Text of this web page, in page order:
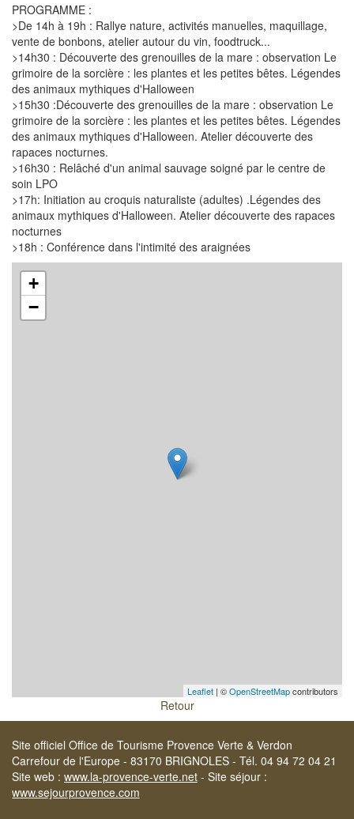
PROGRAMME :
>De 14h à 19h : Rallye nature, activités manuelles, maquillage,
vente de bonbons, atelier autour du vin, foodtruck...
>14h30 : Découverte des grenouilles de la mare : observation Le
grimoire de la sorcière : les plantes et les petites bêtes. Légendes
des animaux mythiques d'Halloween
>15h30 :Découverte des grenouilles de la mare : observation Le
grimoire de la sorcière : les plantes et les petites bêtes. Légendes
des animaux mythiques d'Halloween. Atelier découverte des
rapaces nocturnes.
>16h30 : Relâché d'un animal sauvage soigné par le centre de
soin LPO
>17h: Initiation au croquis naturaliste (adultes) .Légendes des
animaux mythiques d'Halloween. Atelier découverte des rapaces
nocturnes
>18h : Conférence dans l'intimité des araignées
+
−
Leaflet | ©OpenStreetMapcontributors
Retour
Site officiel Office de Tourisme Provence Verte & Verdon
Carrefour de l'Europe - 83170 BRIGNOLES - Tél. 04 94 72 04 21
Site web : www.la-provence-verte.net - Site séjour :
www.sejourprovence.com